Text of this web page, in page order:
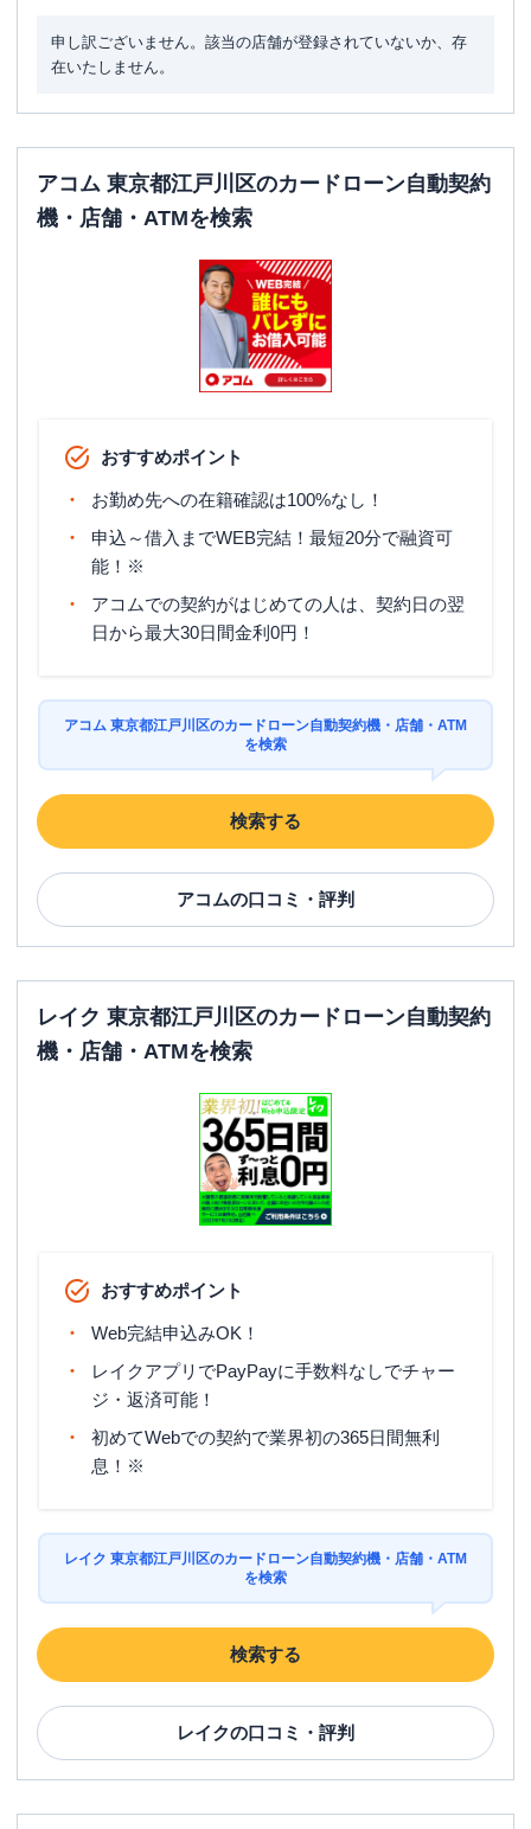
申し訳ございません。該当の店舗が登録されていないか、存
在いたしません。
アコム 東京都江戸川区のカードローン自動契約
機・店舗・ATMを検索
おすすめポイント
お勤め先への在籍確認は100%なし！
申込～借入までWEB完結！最短20分で融資可
能！※
アコムでの契約がはじめての人は、契約日の翌
日から最大30日間金利0円！
アコム 東京都江戸川区のカードローン自動契約機・店舗・ATM
を検索
検索する
アコムの口コミ・評判
レイク 東京都江戸川区のカードローン自動契約
機・店舗・ATMを検索
おすすめポイント
Web完結申込みOK！
レイクアプリでPayPayに手数料なしでチャー
ジ・返済可能！
初めてWebでの契約で業界初の365日間無利
息！※
レイク 東京都江戸川区のカードローン自動契約機・店舗・ATM
を検索
検索する
レイクの口コミ・評判